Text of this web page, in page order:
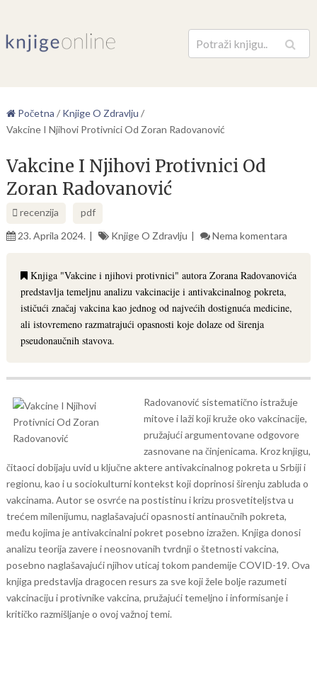
Pretraga
Početna / Knjige O Zdravlju /
Vakcine I Njihovi Protivnici Od Zoran Radovanović
Vakcine I Njihovi Protivnici Od
Zoran Radovanović
recenzija
pdf
23. Aprila 2024.
Knjige O Zdravlju Nema komentara
Knjiga "Vakcine i njihovi protivnici" autora Zorana Radovanovića
predstavlja temeljnu analizu vakcinacije i antivakcinalnog pokreta,
ističući značaj vakcina kao jednog od najvećih dostignuća medicine,
ali istovremeno razmatrajući opasnosti koje dolaze od širenja
pseudonaučnih stavova.
Radovanović sistematično istražuje
mitove i laži koji kruže oko vakcinacije,
pružajući argumentovane odgovore
zasnovane na činjenicama. Kroz knjigu,
čitaoci dobijaju uvid u ključne aktere antivakcinalnog pokreta u Srbiji i
regionu, kao i u sociokulturni kontekst koji doprinosi širenju zabluda o
vakcinama. Autor se osvrće na postistinu i krizu prosvetiteljstva u
trećem milenijumu, naglašavajući opasnosti antinaučnih pokreta,
među kojima je antivakcinalni pokret posebno izražen. Knjiga donosi
analizu teorija zavere i neosnovanih tvrdnji o štetnosti vakcina,
posebno naglašavajući njihov uticaj tokom pandemije COVID-19. Ova
knjiga predstavlja dragocen resurs za sve koji žele bolje razumeti
vakcinaciju i protivnike vakcina, pružajući temeljno i informisanje i
kritičko razmišljanje o ovoj važnoj temi.